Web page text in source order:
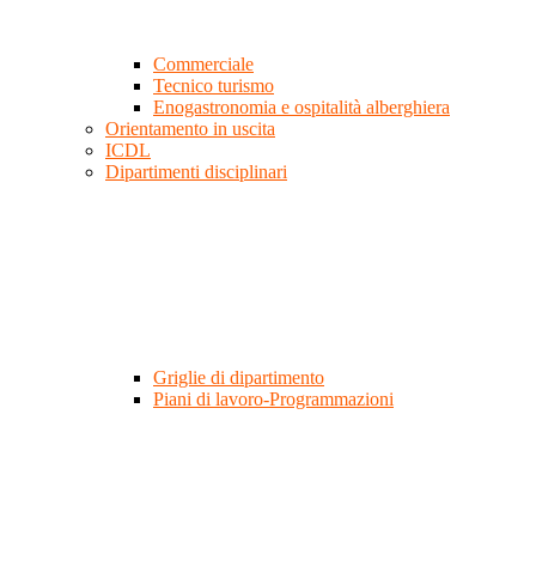
Commerciale
Tecnico turismo
Enogastronomia e ospitalità alberghiera
Orientamento in uscita
ICDL
Dipartimenti disciplinari
Griglie di dipartimento
Piani di lavoro-Programmazioni